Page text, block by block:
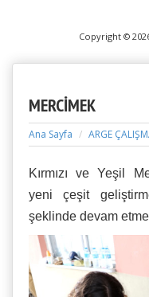
Copyright ©
MERCİMEK
Ana Sayfa ARGE
Kırmızı ve Yeşil
yeni çeşit
şeklinde devam